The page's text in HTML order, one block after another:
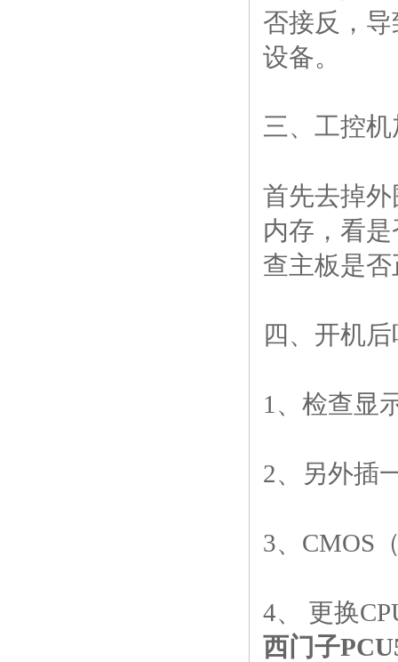
否接反，
设备。
三、工控
首先去掉
内存，看
查主板是
四、开机
1、检查显
2、另外插
3、CMOS
4、 更换
西门子